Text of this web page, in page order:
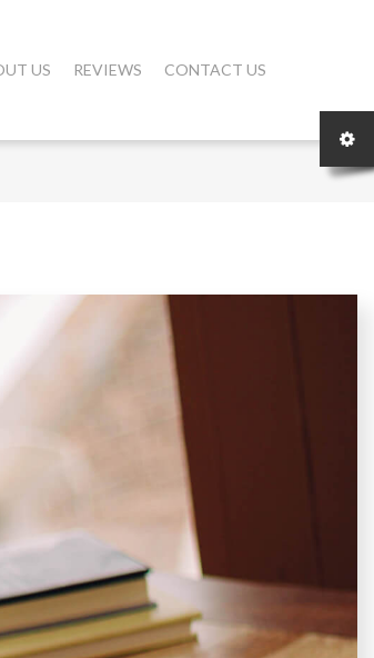
US REVIEWS CONTACT US